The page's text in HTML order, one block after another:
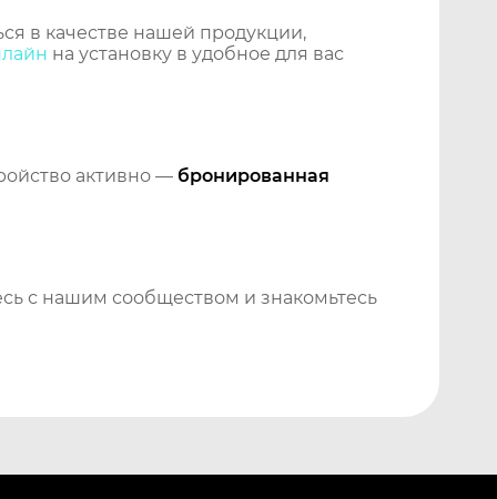
в качестве нашей продукции,
на установку в удобное для вас
активно — бронированная
с нашим сообществом и знакомьтесь